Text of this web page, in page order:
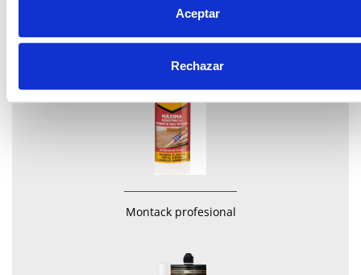
Aceptar
Rechazar
Montack profesional